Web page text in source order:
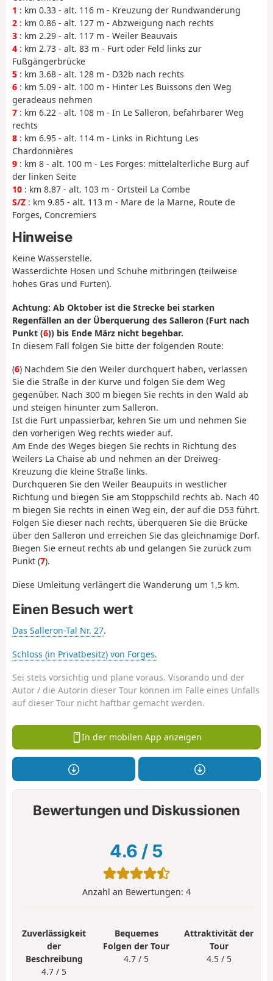
1 : km 0.33 - alt. 116 m - Kreuzung der Rundwanderung
2 : km 0.86 - alt. 127 m - Abzweigung nach rechts
3 : km 2.29 - alt. 117 m - Weiler Beauvais
4 : km 2.73 - alt. 83 m - Furt oder Feld links zur
Fußgängerbrücke
5 : km 3.68 - alt. 128 m - D32b nach rechts
6 : km 5.09 - alt. 100 m - Hinter Les Buissons den Weg
geradeaus nehmen
7 : km 6.22 - alt. 108 m - In Le Salleron, befahrbarer Weg
rechts
8 : km 6.95 - alt. 114 m - Links in Richtung Les
Chardonnières
9 : km 8 - alt. 100 m - Les Forges: mittelalterliche Burg auf
der linken Seite
10 : km 8.87 - alt. 103 m - Ortsteil La Combe
S/Z : km 9.85 - alt. 113 m - Mare de la Marne, Route de
Forges, Concremiers
Hinweise
Keine Wasserstelle.
Wasserdichte Hosen und Schuhe mitbringen (teilweise
hohes Gras und Furten).
Achtung: Ab Oktober ist die Strecke bei starken
Regenfällen an der Überquerung des Salleron (Furt nach
Punkt (6)) bis Ende März nicht begehbar.
In diesem Fall folgen Sie bitte der folgenden Route:
(6) Nachdem Sie den Weiler durchquert haben, verlassen
Sie die Straße in der Kurve und folgen Sie dem Weg
gegenüber. Nach 300 m biegen Sie rechts in den Wald ab
und steigen hinunter zum Salleron.
Ist die Furt unpassierbar, kehren Sie um und nehmen Sie
den vorherigen Weg rechts wieder auf.
Am Ende des Weges biegen Sie rechts in Richtung des
Weilers La Chaise ab und nehmen an der Dreiweg-
Kreuzung die kleine Straße links.
Durchqueren Sie den Weiler Beaupuits in westlicher
Richtung und biegen Sie am Stoppschild rechts ab. Nach 40
m biegen Sie rechts in einen Weg ein, der auf die D53 führt.
Folgen Sie dieser nach rechts, überqueren Sie die Brücke
über den Salleron und erreichen Sie das gleichnamige Dorf.
Biegen Sie erneut rechts ab und gelangen Sie zurück zum
Punkt (7).
Diese Umleitung verlängert die Wanderung um 1,5 km.
Einen Besuch wert
Das Salleron-Tal Nr. 27.
Schloss (in Privatbesitz) von Forges.
Sei stets vorsichtig und plane voraus. Visorando und der
Autor / die Autorin dieser Tour können im Falle eines Unfalls
auf dieser Tour nicht haftbar gemacht werden.
In der mobilen App anzeigen
Bewertungen und Diskussionen
4.6 / 5
Anzahl an Bewertungen: 4
Zuverlässigkeit
der
Beschreibung
4.7 / 5
Bequemes
Folgen der Tour
4.7 / 5
Attraktivität der
Tour
4.5 / 5